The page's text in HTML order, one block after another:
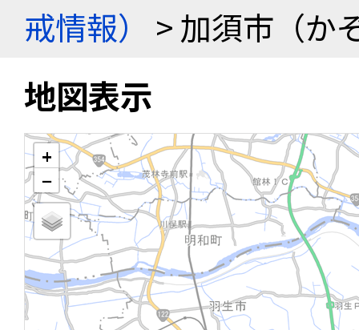
戒情報）
> 加須市（か
地図表示
+
−